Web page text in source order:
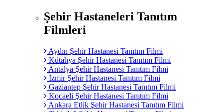
Şehir Hastaneleri Tanıtım
Filmleri
Aydın Şehir Hastanesi Tanıtım Filmi
Kütahya Şehir Hastanesi Tanıtım Filmi
Antalya Şehir Hastanesi Tanıtım Filmi
İzmir Şehir Hastanesi Tanıtım Filmi
Gaziantep Şehir Hastanesi Tanıtım Filmi
Kocaeli Şehir Hastanesi Tanıtım Filmi
Ankara Etlik Şehir Hastanesi Tanıtım Filmi